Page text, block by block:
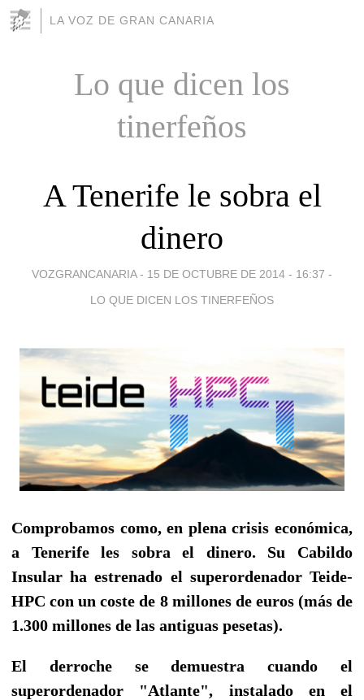
LA VOZ DE GRAN CANARIA
Lo que dicen los
tinerfeños
A Tenerife le sobra el
dinero
VOZGRANCANARIA - 15 DE OCTUBRE DE 2014 - 16:37 -
LO QUE DICEN LOS TINERFEÑOS
Comprobamos como, en plena crisis económica,
a Tenerife les sobra el dinero. Su Cabildo
Insular ha estrenado el superordenador Teide-
HPC con un coste de 8 millones de euros (más de
1.300 millones de las antiguas pesetas).
El derroche se demuestra cuando el
superordenador "Atlante", instaladoen el